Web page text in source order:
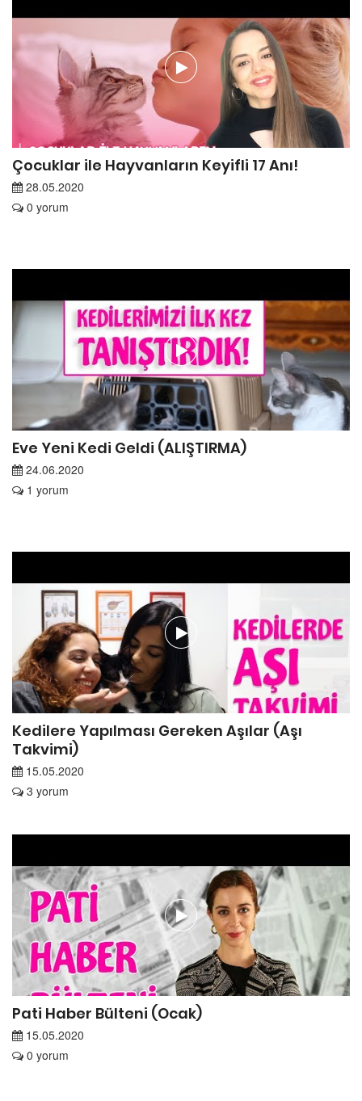
Çocuklar ile Hayvanların Keyifli 17 Anı!
28.05.2020
0 yorum
Eve Yeni Kedi Geldi (ALIŞTIRMA)
24.06.2020
1 yorum
Kedilere Yapılması Gereken Aşılar (Aşı
Takvimi)
15.05.2020
3 yorum
Pati Haber Bülteni (Ocak)
15.05.2020
0 yorum